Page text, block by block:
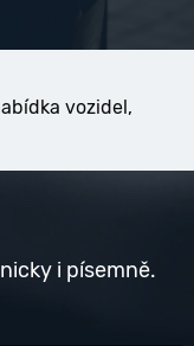
vozidel,
i písemně.